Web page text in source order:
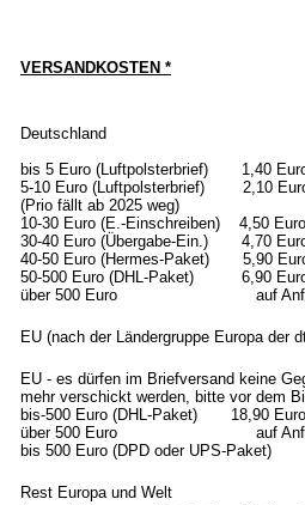
VERSANDKOSTEN *
Deutschland
bis 5 Euro (Luftpolsterbrief) 1,40
5-10 Euro (Luftpolsterbrief) 2,10
(Prio fällt ab 2025 weg)
10-30 Euro (E.-Einschreiben) 4,50 Euro
30-40 Euro (Übergabe-Ein.) 4,70
40-50 Euro (Hermes-Paket) 5,90
50-500 Euro (DHL-Paket) 6,90
über 500 Euro auf
EU (nach der Ländergruppe Europa der
EU - es dürfen im Briefversand keine
mehr verschickt werden, bitte vor dem
bis-500 Euro (DHL-Paket) 18,90 Euro
über 500 Euro auf
bis 500 Euro (DPD oder UPS-Paket)
Rest Europa und Welt